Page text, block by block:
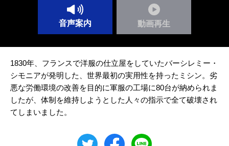
音声案内 動画再生
1830年、フランスで洋服の仕立屋をしていたバーシレミー・
シモニアが発明した、世界最初の実用性を持ったミシン。劣
悪な労働環境の改善を目的に軍服の工場に80台が納められま
したが、体制を維持しようとした人々の指示で全て破壊され
てしまいました。